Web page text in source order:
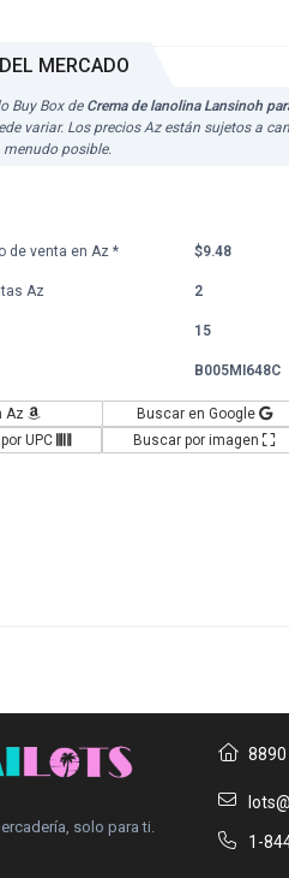
MERCADO
Buy Box de Crema de lanolina Lansinoh
variar. Los precios Az están sujetos a
posible.
de venta en Az * $9.48
Az 2
15
B005MI648C
Az
Buscar en Google
UPC
Buscar por imagen
solo para ti.
8890
1-